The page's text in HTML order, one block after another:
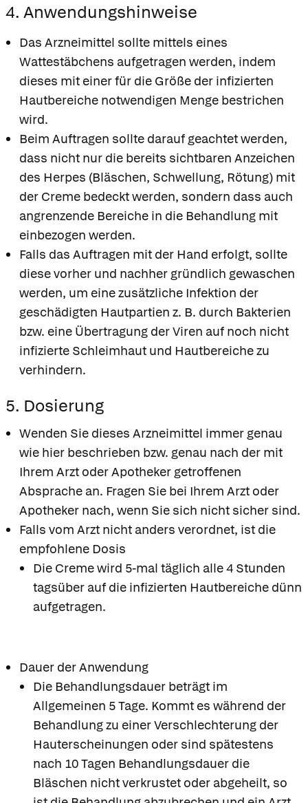
4. Anwendungshinweise
Das Arzneimittel sollte mittels eines
Wattestäbchens aufgetragen werden, indem
dieses mit einer für die Größe der infizierten
Hautbereiche notwendigen Menge bestrichen
wird.
Beim Auftragen sollte darauf geachtet werden,
dass nicht nur die bereits sichtbaren Anzeichen
des Herpes (Bläschen, Schwellung, Rötung) mit
der Creme bedeckt werden, sondern dass auch
angrenzende Bereiche in die Behandlung mit
einbezogen werden.
Falls das Auftragen mit der Hand erfolgt, sollte
diese vorher und nachher gründlich gewaschen
werden, um eine zusätzliche Infektion der
geschädigten Hautpartien z. B. durch Bakterien
bzw. eine Übertragung der Viren auf noch nicht
infizierte Schleimhaut und Hautbereiche zu
verhindern.
5. Dosierung
Wenden Sie dieses Arzneimittel immer genau
wie hier beschrieben bzw. genau nach der mit
Ihrem Arzt oder Apotheker getroffenen
Absprache an. Fragen Sie bei Ihrem Arzt oder
Apotheker nach, wenn Sie sich nicht sicher sind.
Falls vom Arzt nicht anders verordnet, ist die
empfohlene Dosis
Die Creme wird 5-mal täglich alle 4 Stunden
tagsüber auf die infizierten Hautbereiche dünn
aufgetragen.
Dauer der Anwendung
Die Behandlungsdauer beträgt im
Allgemeinen 5 Tage. Kommt es während der
Behandlung zu einer Verschlechterung der
Hauterscheinungen oder sind spätestens
nach 10 Tagen Behandlungsdauer die
Bläschen nicht verkrustet oder abgeheilt, so